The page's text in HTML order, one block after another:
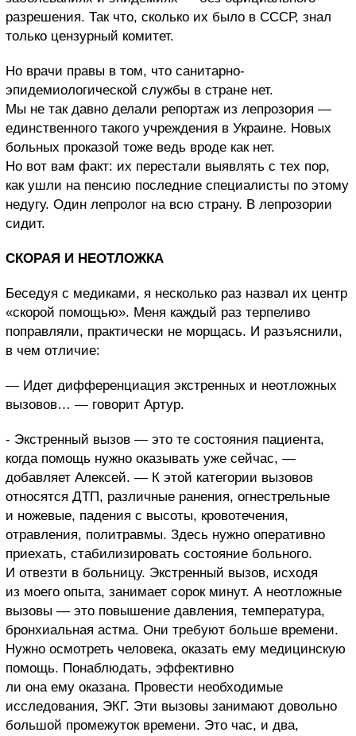
разрешения. Так что, сколько их было в СССР, знал
только цензурный комитет.
Но врачи правы в том, что санитарно-
эпидемиологической службы в стране нет.
Мы не так давно делали репортаж из лепрозория —
единственного такого учреждения в Украине. Новых
больных проказой тоже ведь вроде как нет.
Но вот вам факт: их перестали выявлять с тех пор,
как ушли на пенсию последние специалисты по этому
недугу. Один лепролог на всю страну. В лепрозории
сидит.
СКОРАЯ И НЕОТЛОЖКА
Беседуя с медиками, я несколько раз назвал их центр
«скорой помощью». Меня каждый раз терпеливо
поправляли, практически не морщась. И разъяснили,
в чем отличие:
— Идет дифференциация экстренных и неотложных
вызовов… — говорит Артур.
- Экстренный вызов — это те состояния пациента,
когда помощь нужно оказывать уже сейчас, —
добавляет Алексей. — К этой категории вызовов
относятся ДТП, различные ранения, огнестрельные
и ножевые, падения с высоты, кровотечения,
отравления, политравмы. Здесь нужно оперативно
приехать, стабилизировать состояние больного.
И отвезти в больницу. Экстренный вызов, исходя
из моего опыта, занимает сорок минут. А неотложные
вызовы — это повышение давления, температура,
бронхиальная астма. Они требуют больше времени.
Нужно осмотреть человека, оказать ему медицинскую
помощь. Понаблюдать, эффективно
ли она ему оказана. Провести необходимые
исследования, ЭКГ. Эти вызовы занимают довольно
большой промежуток времени. Это час, и два,